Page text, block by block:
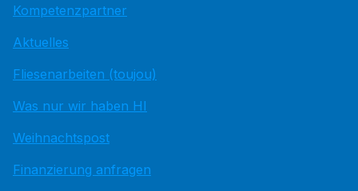
Kompetenzpartner
Aktuelles
Fliesenarbeiten (toujou)
Was nur wir haben HI
Weihnachtspost
Finanzierung anfragen